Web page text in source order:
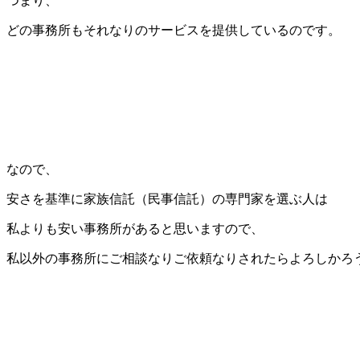
どの事務所もそれなりのサービスを提供しているのです。
なので、
安さを基準に家族信託（民事信託）の専門家を選ぶ人は
私よりも安い事務所があると思いますので、
私以外の事務所にご相談なりご依頼なりされたらよろしかろ